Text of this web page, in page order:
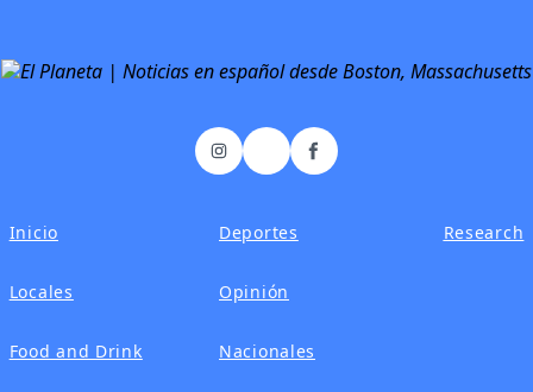
Facebook
Instagram
Inicio
Locales
Food and Drink
Deportes
Opinión
Nacionales
Research